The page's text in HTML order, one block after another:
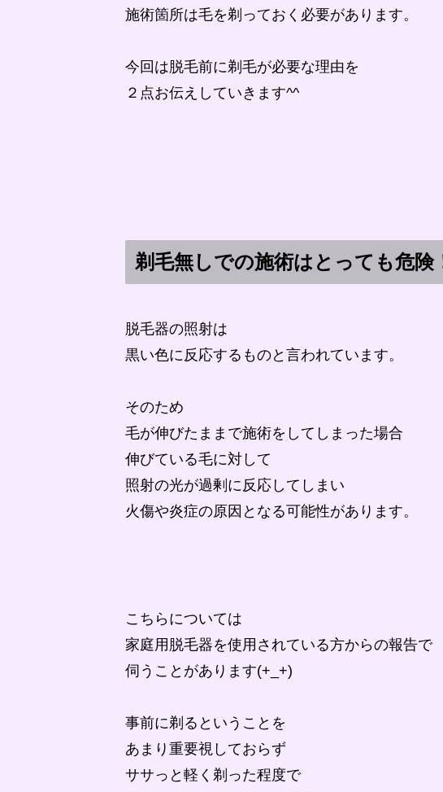
施術箇所は毛を剃っておく必要があります。
今回は脱毛前に剃毛が必要な理由を
２点お伝えしていきます^^
剃毛無しでの施術はとっても危険
脱毛器の照射は
黒い色に反応するものと言われています。
そのため
毛が伸びたままで施術をしてしまった場合
伸びている毛に対して
照射の光が過剰に反応してしまい
火傷や炎症の原因となる可能性があります。
こちらについては
家庭用脱毛器を使用されている方からの報告で
伺うことがあります(+_+)
事前に剃るということを
あまり重要視しておらず
ササっと軽く剃った程度で